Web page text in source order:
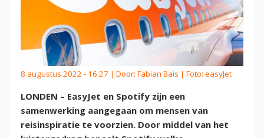
8 augustus 2022 - 16:27 | Door: Fabian Bais | Foto: easyJet
LONDEN – EasyJet en Spotify zijn een
samenwerking aangegaan om mensen van
reisinspiratie te voorzien. Door middel van het